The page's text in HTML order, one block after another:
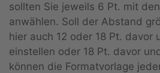
sollten Sie jeweils 6 Pt. mit
anwählen. Soll der Abstand
hier auch 12 oder 18 Pt. davor
einstellen oder 18 Pt. davor
können die Formatvorlage